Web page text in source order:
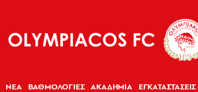
ΝΕΑ ΒΑΘΜΟΛΟΓΙΕΣ ΑΚΑΔΗΜΙΑ ΕΓΚΑΤΑΣΤΑΣΕΙΣ